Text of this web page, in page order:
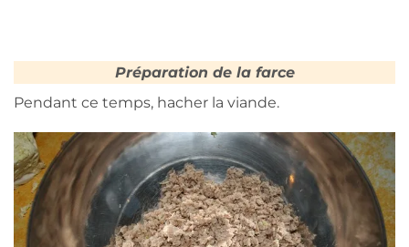
Préparation de la farce
Pendant ce temps, hacher la viande.